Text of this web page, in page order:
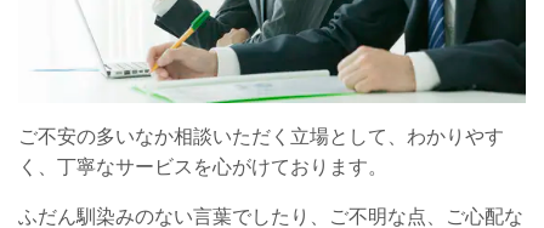
ご不安の多いなか相談いただく立場として、わかりやす
く、丁寧なサービスを心がけております。
ふだん馴染みのない言葉でしたり、ご不明な点、ご心配な